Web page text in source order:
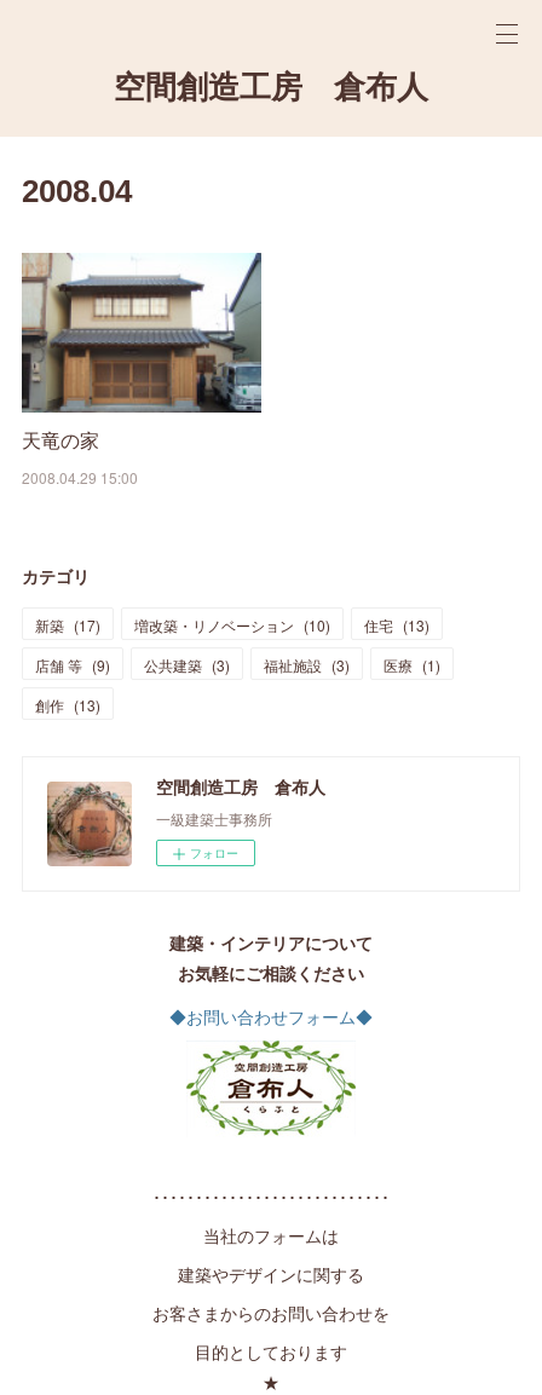
空間創造工房 倉布人
2008.04
天竜の家
2008.04.29 15:00
カテゴリ
新築 (17) 増改築・リノベーション (10) 住宅 (13)
店舗 等 (9) 公共建築 (3) 福祉施設 (3) 医療 (1)
創作 (13)
空間創造工房 倉布人
一級建築士事務所
フォロー
建築・インテリアについて
お気軽にご相談ください
◆お問い合わせフォーム◆
････････････････････････････
当社のフォームは
建築やデザインに関する
お客さまからのお問い合わせを
目的としております
★